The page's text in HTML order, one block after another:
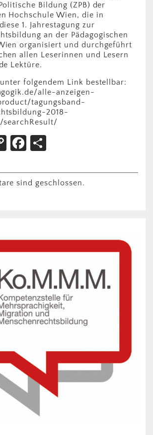
Bildung (ZPB) der
Hochschule Wien, die in
1. Jahrestagung zur
an der Pädagogischen
organisiert und durchgeführt
allen Leserinnen und Lesern
Lektüre.
folgendem Link bestellbar:
alle-anzeigen-
tagungsband-
2018-
CopyFacebook
sind geschlossen.